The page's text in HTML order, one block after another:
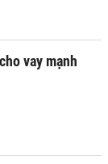
vay mạnh